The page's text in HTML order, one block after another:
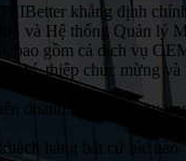
khẳng định
và Hệ thống Quản
bao gồm cả dịch vụ
bí, thiệp chúc mừng
doanh.Chúng tôi hy
hàng bất cứ lúc nào.